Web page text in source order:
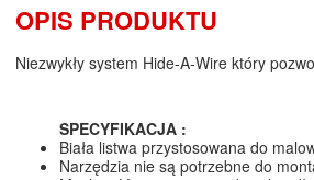
OPIS PRODUKTU
Niezwykły system Hide-A-Wire który
SPECYFIKACJA :
Biała listwa przystosowana do
Narzędzia nie są potrzebne do